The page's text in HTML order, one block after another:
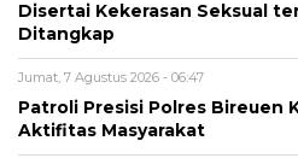
Disertai Kekerasan Seksual
Ditangkap
Jumat, 7 Agustus 2026 - 06:47
Patroli Presisi Polres Bireuen
Aktifitas Masyarakat